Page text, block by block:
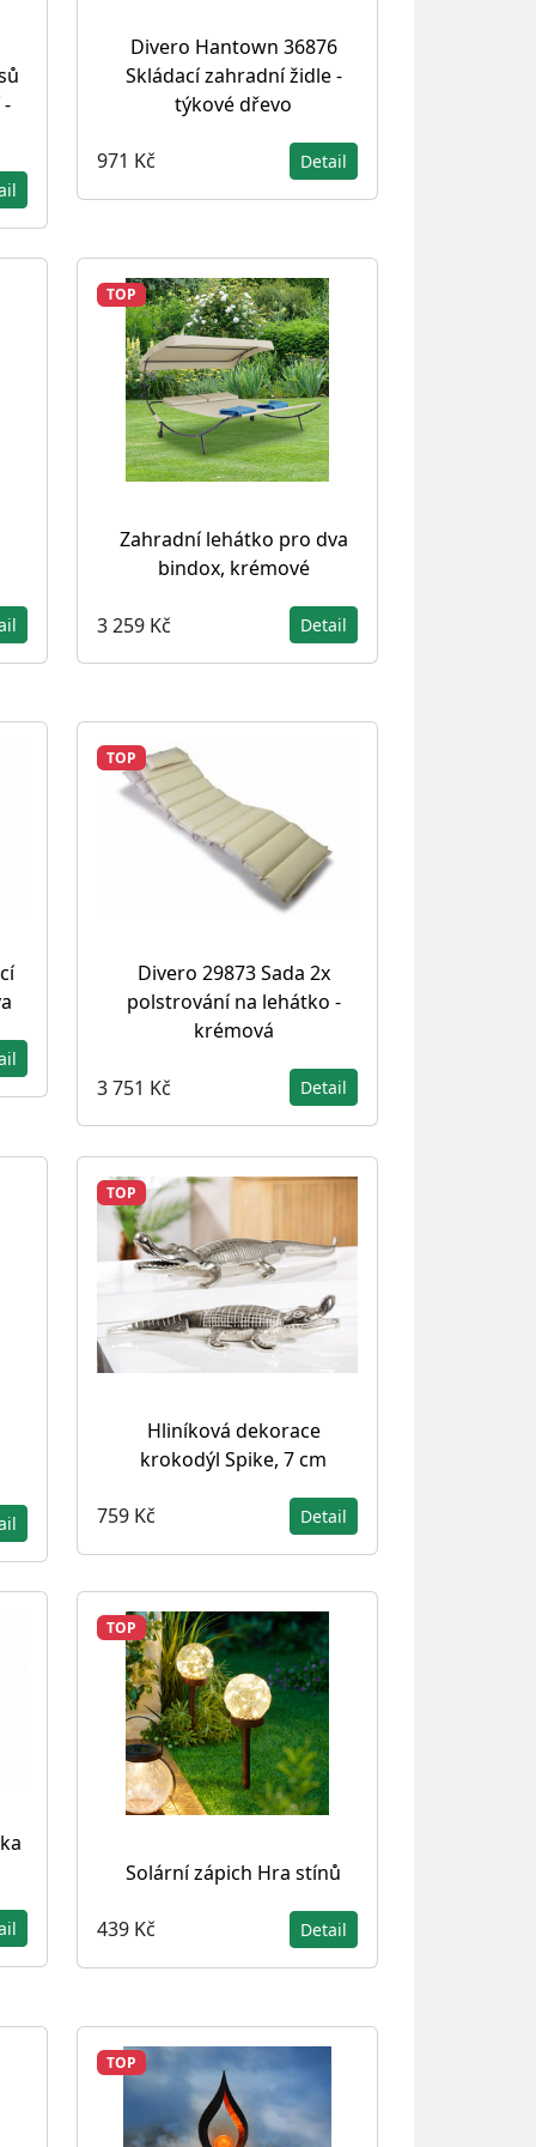
Divero Hantown 36876
Skládací zahradní židle -
týkové dřevo
971 Kč Detail
TOP
Zahradní lehátko pro dva
bindox, krémové
3 259 Kč Detail
TOP
Divero 29873 Sada 2x
polstrování na lehátko -
krémová
3 751 Kč Detail
TOP
Hliníková dekorace
krokodýl Spike, 7 cm
759 Kč Detail
TOP
Solární zápich Hra stínů
439 Kč Detail
TOP